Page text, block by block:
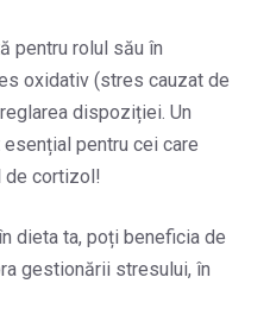
pentru rolul său în
oxidativ (stres cauzat de
dispoziției. Un
pentru cei care
de cortizol!
dieta ta, poți beneficia de
gestionării stresului, în